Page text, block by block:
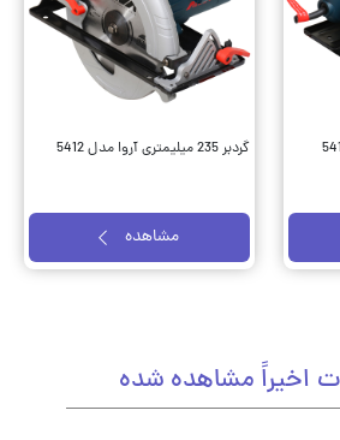
گردبر 235 میلیمتری آروا مدل 5412
مشاهده
اخیراً مشاهده شده